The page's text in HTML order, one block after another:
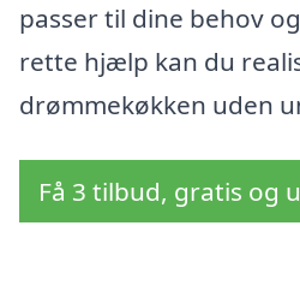
passer til dine behov
rette hjælp kan du
drømmekøkken uden
Få 3 tilbud, gratis og